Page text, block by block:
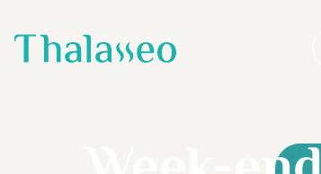
Aller au contenu principal